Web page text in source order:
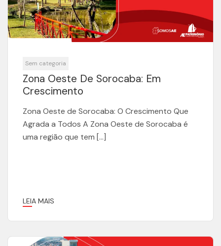
Sem categoria
Zona Oeste De Sorocaba: Em
Crescimento
Zona Oeste de Sorocaba: O Crescimento Que
Agrada a Todos A Zona Oeste de Sorocaba é
uma região que tem […]
LEIA MAIS